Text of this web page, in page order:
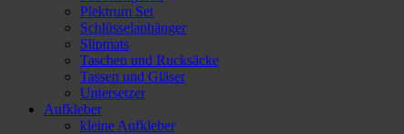
Plektrum Set
Schlüsselanhänger
Slipmats
Taschen und Rucksäcke
Tassen und Gläser
Untersetzer
Aufkleber
kleine Aufkleber